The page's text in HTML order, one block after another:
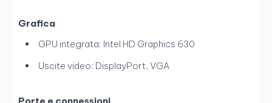
Grafica
GPU integrata: Intel HD Graphics 630
Uscite video: DisplayPort, VGA